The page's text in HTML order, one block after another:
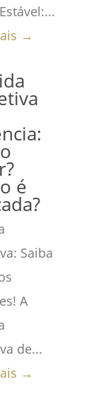
→
é
Saiba
A
de...
→